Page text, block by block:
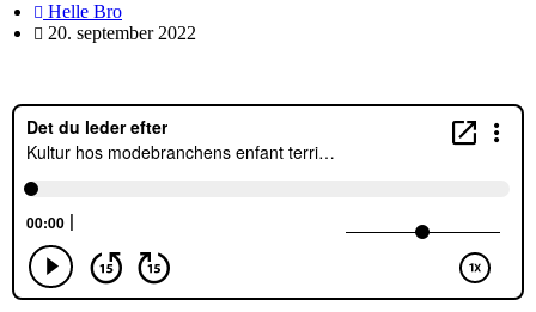
Helle Bro
20. september 2022